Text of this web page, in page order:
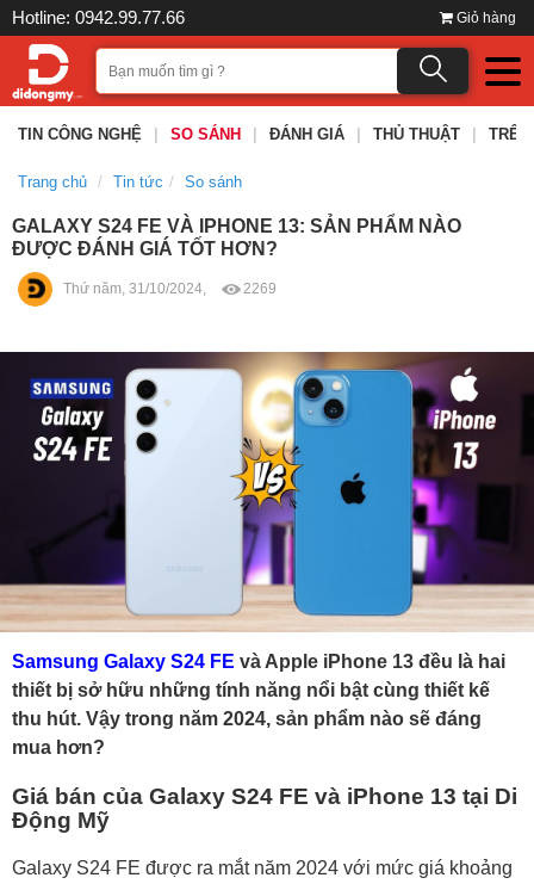
Hotline: 0942.99.77.66 Giỏ hàng
TIN CÔNG NGHỆ SO SÁNH ĐÁNH GIÁ THỦ THUẬT TRÊN
Trang chủ Tin tức So sánh
GALAXY S24 FE VÀ IPHONE 13: SẢN PHẨM NÀO
ĐƯỢC ĐÁNH GIÁ TỐT HƠN?
Thứ năm, 31/10/2024, 2269
Samsung Galaxy S24 FE và Apple iPhone 13 đều là hai
thiết bị sở hữu những tính năng nổi bật cùng thiết kế
thu hút. Vậy trong năm 2024, sản phẩm nào sẽ đáng
mua hơn?
Giá bán của Galaxy S24 FE và iPhone 13 tại Di
Động Mỹ
Galaxy S24 FE được ra mắt năm 2024 với mức giá khoảng